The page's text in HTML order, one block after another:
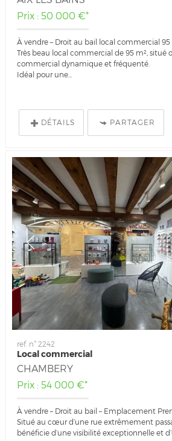
Prix : 50 000 €*
À vendre – Droit au bail local commercial 95
Très beau local commercial de 95 m²,
commercial dynamique et fréquenté.
Idéal pour une...
DÉTAILS PARTAGER
ref. n° 2242
Local commercial
CHAMBERY
Prix : 54 000 €*
À vendre – Droit au bail – Emplacement
Situé au cœur d’une rue extrêmement
bénéficie d’une visibilité exceptionnelle et